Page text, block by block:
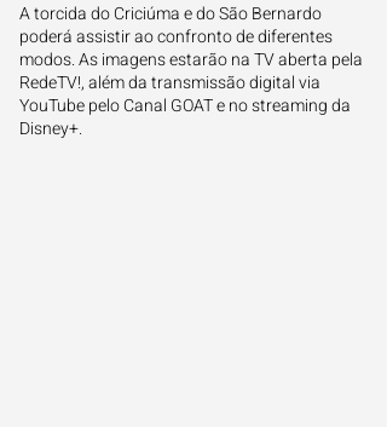
A torcida do Criciúma e do São Bernardo
poderá assistir ao confronto de diferentes
modos. As imagens estarão na TV aberta pela
RedeTV!, além da transmissão digital via
YouTube pelo Canal GOAT e no streaming da
Disney+.